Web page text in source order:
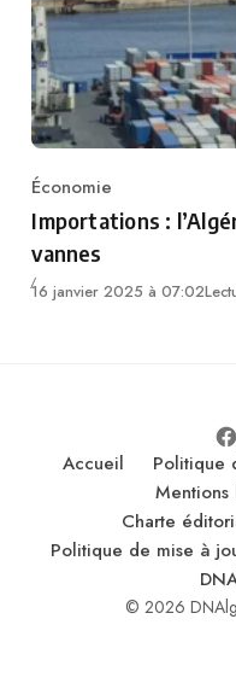
Category
Économie
Importations :
vannes
16 janvier 2025 à 07:02
Accueil Politique
Mentions
Charte
Politique de mise à
© 2026